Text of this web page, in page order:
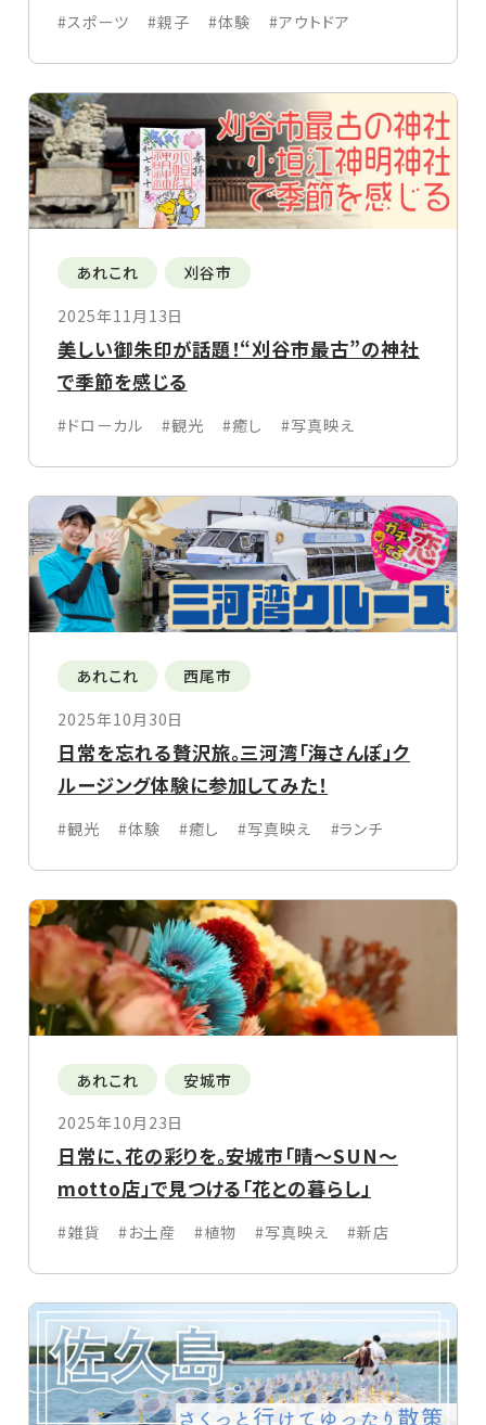
#スポーツ #親子 #体験 #アウトドア
あれこれ
刈谷市
2025年11月13日
美しい御朱印が話題！“刈谷市最古”の神社
で季節を感じる
#ドローカル #観光 #癒し #写真映え
あれこれ
西尾市
2025年10月30日
日常を忘れる贅沢旅。三河湾「海さんぽ」ク
ルージング体験に参加してみた！
#観光 #体験 #癒し #写真映え #ランチ
あれこれ
安城市
2025年10月23日
日常に、花の彩りを。安城市「晴〜SUN〜
motto店」で見つける「花との暮らし」
#雑貨 #お土産 #植物 #写真映え #新店